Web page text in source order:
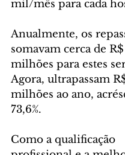
mil/mês para cada
Anualmente, os
somavam cerca de R$
milhões para estes
Agora, ultrapassam
milhões ao ano,
73,6%.
Como a qualificação